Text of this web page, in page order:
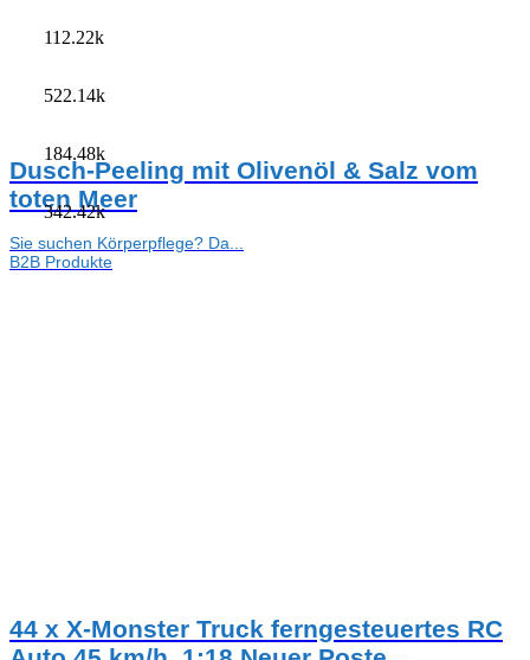
Dusch-Peeling mit Olivenöl & Salz vom
toten Meer
Sie suchen Körperpflege? Da...
B2B Produkte
44 x X-Monster Truck ferngesteuertes RC
112.22k
522.14k
184.48k
342.42k